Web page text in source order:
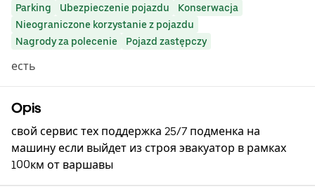
Parking Ubezpieczenie pojazdu
Konserwacja
Nieograniczone korzystanie z pojazdu
Nagrody za polecenie
Pojazd zastępczy
есть
Opis
свой сервис тех поддержка 25/7 подменка на
машину если выйдет из строя эвакуатор в рамках
100км от варшавы